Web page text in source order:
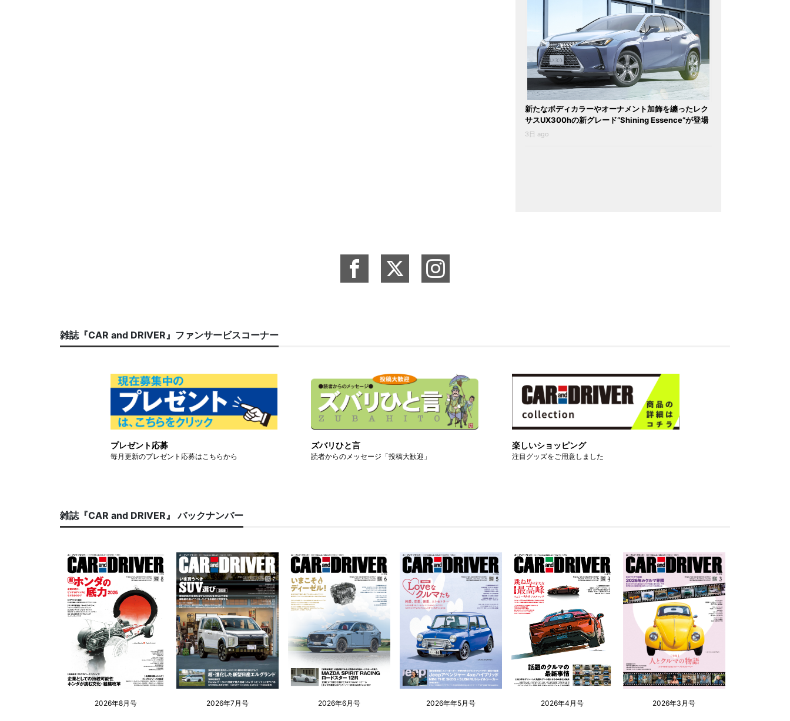
新たなボディカラーやオーナメント加飾を纏ったレク
サスUX300hの新グレード“Shining Essence”が登場
3日 ago
雑誌『CAR and DRIVER』ファンサービスコーナー
プレゼント応募
毎月更新のプレゼント応募はこちらから
ズバリひと言
読者からのメッセージ「投稿大歓迎」
楽しいショッピング
注目グッズをご用意しました
雑誌『CAR and DRIVER』 バックナンバー
2026年8月号 2026年7月号 2026年6月号 2026年年5月号 2026年4月号 2026年3月号